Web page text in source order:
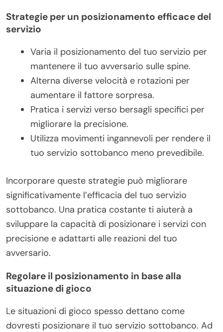
Strategie per un posizionamento efficace del
servizio
Varia il posizionamento del tuo servizio per
mantenere il tuo avversario sulle spine.
Alterna diverse velocità e rotazioni per
aumentare il fattore sorpresa.
Pratica i servizi verso bersagli specifici per
migliorare la precisione.
Utilizza movimenti ingannevoli per rendere il
tuo servizio sottobanco meno prevedibile.
Incorporare queste strategie può migliorare
significativamente l’efficacia del tuo servizio
sottobanco. Una pratica costante ti aiuterà a
sviluppare la capacità di posizionare i servizi con
precisione e adattarti alle reazioni del tuo
avversario.
Regolare il posizionamento in base alla
situazione di gioco
Le situazioni di gioco spesso dettano come
dovresti posizionare il tuo servizio sottobanco. Ad